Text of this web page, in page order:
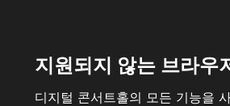
지원되지 않는 브라우
디지털 콘서트홀의 모든 기능을